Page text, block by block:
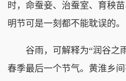
时，命蚕妾、治蚕室、育秧
明节可是一刻都不能耽误的。
谷雨，可解释为“润谷之
春季最后一个节气。黄淮乡